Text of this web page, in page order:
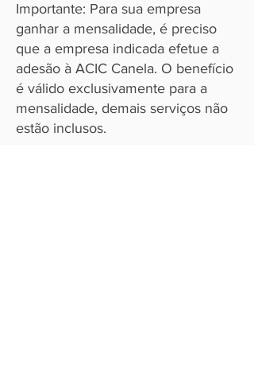
Importante: Para sua empresa
ganhar a mensalidade, é preciso
que a empresa indicada efetue a
adesão à ACIC Canela. O benefício
é válido exclusivamente para a
mensalidade, demais serviços não
estão inclusos.